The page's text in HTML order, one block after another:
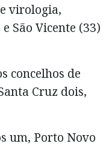
virologia,
São Vicente (33)
concelhos de
Cruz dois,
um, Porto Novo